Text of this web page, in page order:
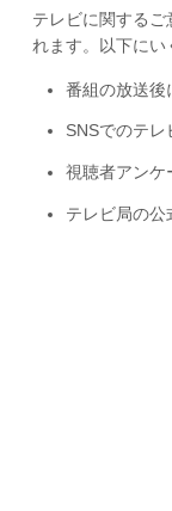
テレビに関するご
れます。以下にい
番組の放送後
SNSでのテ
視聴者アンケ
テレビ局の公